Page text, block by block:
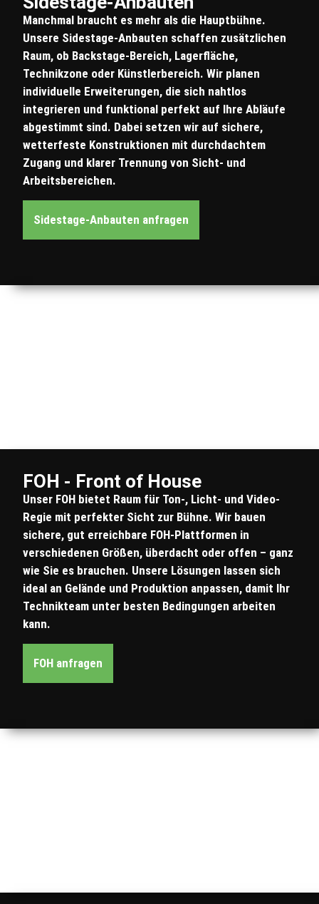
Manchmal braucht es mehr als die Hauptbühne.
Unsere Sidestage-Anbauten schaffen zusätzlichen
Raum, ob Backstage-Bereich, Lagerfläche,
Technikzone oder Künstlerbereich. Wir planen
individuelle Erweiterungen, die sich nahtlos
integrieren und funktional perfekt auf Ihre Abläufe
abgestimmt sind. Dabei setzen wir auf sichere,
wetterfeste Konstruktionen mit durchdachtem
Zugang und klarer Trennung von Sicht- und
Arbeitsbereichen.
Sidestage-Anbauten anfragen
FOH - Front of House
Unser FOH bietet Raum für Ton-, Licht- und Video-
Regie mit perfekter Sicht zur Bühne. Wir bauen
sichere, gut erreichbare FOH-Plattformen in
verschiedenen Größen, überdacht oder offen – ganz
wie Sie es brauchen. Unsere Lösungen lassen sich
ideal an Gelände und Produktion anpassen, damit Ihr
Technikteam unter besten Bedingungen arbeiten
kann.
FOH anfragen